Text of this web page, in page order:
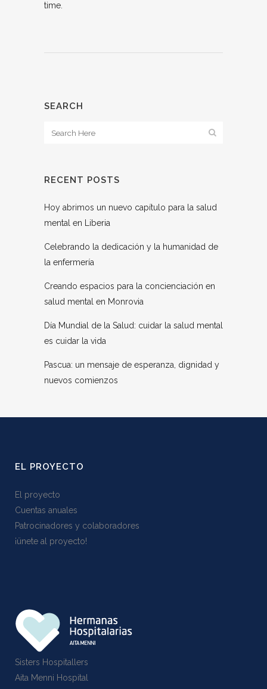
time.
SEARCH
RECENT POSTS
Hoy abrimos un nuevo capítulo para la salud
mental en Liberia
Celebrando la dedicación y la humanidad de
la enfermería
Creando espacios para la concienciación en
salud mental en Monrovia
Día Mundial de la Salud: cuidar la salud mental
es cuidar la vida
Pascua: un mensaje de esperanza, dignidad y
nuevos comienzos
EL PROYECTO
El proyecto
Cuentas anuales
Patrocinadores y colaboradores
¡ünete al proyecto!
Sisters Hospitallers
Aita Menni Hospital